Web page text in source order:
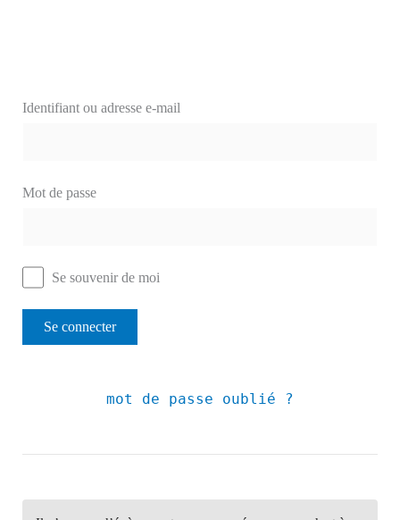
Identifiant ou adresse e-mail
Mot de passe
Se souvenir de moi
mot de passe oublié ?